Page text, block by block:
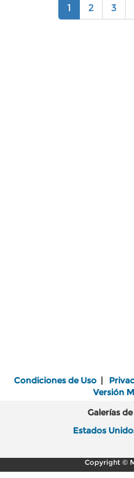
1 2 3
Condiciones de Uso |
Versión
Galerías
Estados
Copyright ©